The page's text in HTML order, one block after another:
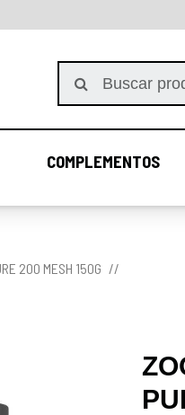
COMPLEMENTOS
200 MESH 150G